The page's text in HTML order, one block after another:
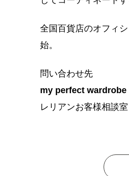
全国百貨店のオフィ
始。
問い合わせ先
my perfect wardrobe
レリアンお客様相談